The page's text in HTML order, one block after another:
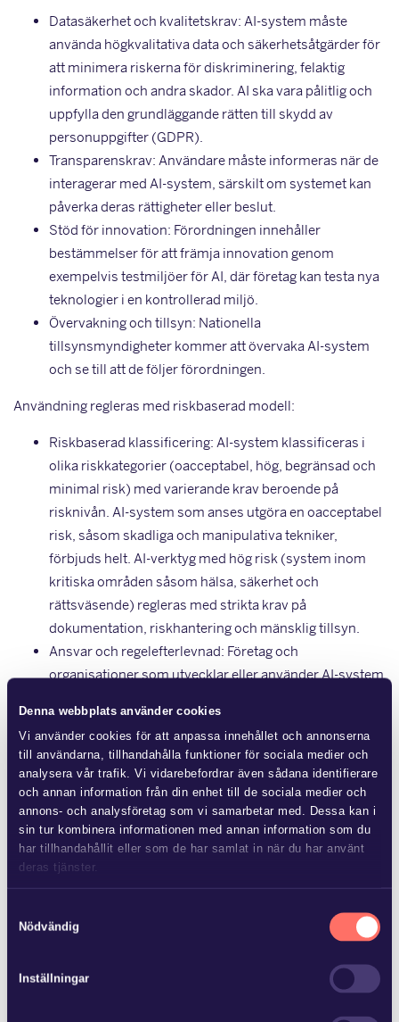
Denna webbplats använder cookies
Vi använder cookies för att anpassa innehållet och annonserna
till användarna, tillhandahålla funktioner för sociala medier och
analysera vår trafik. Vi vidarebefordrar även sådana identifierare
och annan information från din enhet till de sociala medier och
annons- och analysföretag som vi samarbetar med. Dessa kan i
sin tur kombinera informationen med annan information som du
har tillhandahållit eller som de har samlat in när du har använt
deras tjänster.
oss och på vilket sätt vi behandlar personuppgifter.
Nödvändig
Inställningar
Datasäkerhet och kvalitetskrav: AI-system måste
använda högkvalitativa data och säkerhetsåtgärder för
att minimera riskerna för diskriminering, felaktig
information och andra skador. AI ska vara pålitlig och
uppfylla den grundläggande rätten till skydd av
personuppgifter (GDPR).
Transparenskrav: Användare måste informeras när de
interagerar med AI-system, särskilt om systemet kan
påverka deras rättigheter eller beslut.
Stöd för innovation: Förordningen innehåller
bestämmelser för att främja innovation genom
exempelvis testmiljöer för AI, där företag kan testa nya
teknologier i en kontrollerad miljö.
Övervakning och tillsyn: Nationella
tillsynsmyndigheter kommer att övervaka AI-system
och se till att de följer förordningen.
Användning regleras med riskbaserad modell:
Riskbaserad klassificering: AI-system klassificeras i
olika riskkategorier (oacceptabel, hög, begränsad och
minimal risk) med varierande krav beroende på
risknivån. AI-system som anses utgöra en oacceptabel
risk, såsom skadliga och manipulativa tekniker,
förbjuds helt. AI-verktyg med hög risk (system inom
kritiska områden såsom hälsa, säkerhet och
rättsväsende) regleras med strikta krav på
dokumentation, riskhantering och mänsklig tillsyn.
Ansvar och regelefterlevnad: Företag och
organisationer som utvecklar eller använder AI-system
kraven och kan upprätthålla nödvändig
dokumentation. De kan hållas ansvariga för eventuella
överträdelser.
Reglering av övervakning: Strikta begränsningar och
krav för användning av AI i realtidsövervakning med
biometriska data på offentliga platser. Förbud även mot
väsentlig förvrängning av mänskligt beteende,
Förordningen främjar samarbete med internationella
standarder. Den börjar gälla 24 månader efter den har trätt i
kraft. Sverige måste införa effektiva, proportionerliga och